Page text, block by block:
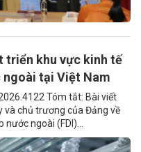
triển khu vực kinh tế
tại Việt Nam
Tóm tắt: Bài viết
và chủ trương của Đảng về
ngoài (FDI)...